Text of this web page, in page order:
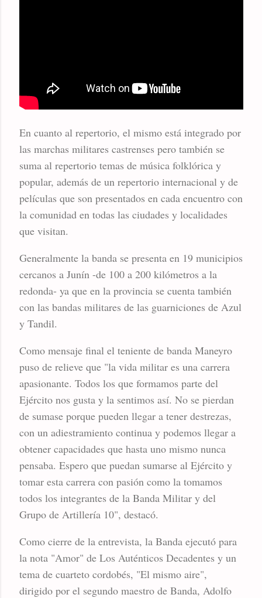
En cuanto al repertorio, el mismo está integrado por
las marchas militares castrenses pero también se
suma al repertorio temas de música folklórica y
popular, además de un repertorio internacional y de
películas que son presentados en cada encuentro con
la comunidad en todas las ciudades y localidades
que visitan.
Generalmente la banda se presenta en 19 municipios
cercanos a Junín -de 100 a 200 kilómetros a la
redonda- ya que en la provincia se cuenta también
con las bandas militares de las guarniciones de Azul
y Tandil.
Como mensaje final el teniente de banda Maneyro
puso de relieve que "la vida militar es una carrera
apasionante. Todos los que formamos parte del
Ejército nos gusta y la sentimos así. No se pierdan
de sumase porque pueden llegar a tener destrezas,
con un adiestramiento continua y podemos llegar a
obtener capacidades que hasta uno mismo nunca
pensaba. Espero que puedan sumarse al Ejército y
tomar esta carrera con pasión como la tomamos
todos los integrantes de la Banda Militar y del
Grupo de Artillería 10", destacó.
Como cierre de la entrevista, la Banda ejecutó para
la nota "Amor" de Los Auténticos Decadentes y un
tema de cuarteto cordobés, "El mismo aire",
dirigido por el segundo maestro de Banda, Adolfo